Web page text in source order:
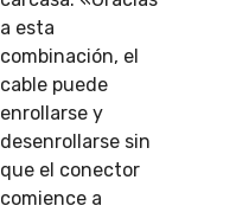
a esta
combinación, el
cable puede
enrollarse y
desenrollarse sin
que el conector
comience a